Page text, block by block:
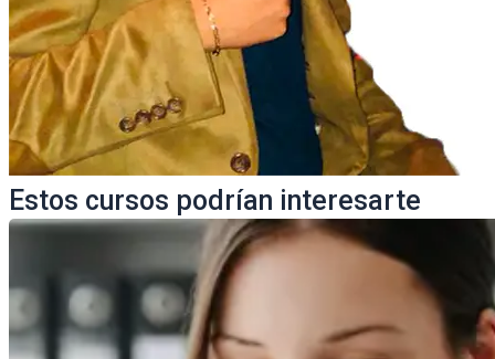
Estos cursos podrían interesarte